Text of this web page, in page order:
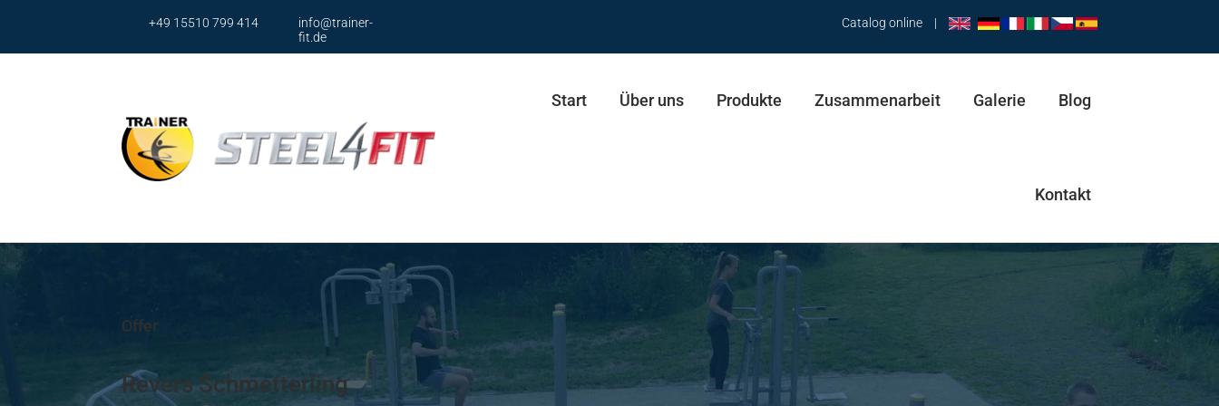
+49 15510 799 414
info@trainer-
fit.de
Catalog online |
Start Über uns Produkte
Serie ECO
Brustpresse
Brusstpresse Duo
Armpresse Duo
Schultertrainer Duo
Pendel & Spaziergänger & Hüfttrainer
Zusammenarbeit Galerie Blog
Kontakt
Offer
Revers Schmetterling